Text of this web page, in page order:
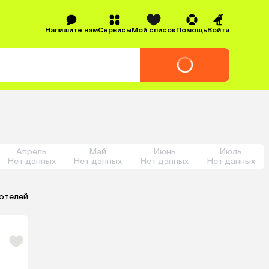
Напишите намСервисыМой списокПомощьВойти
Апрель
Нет данных
Май
Нет данных
Июнь
Нет данных
Июль
Нет данных